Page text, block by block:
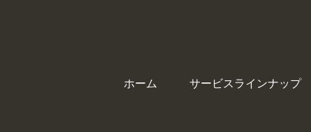
ホーム サービスラインナップ